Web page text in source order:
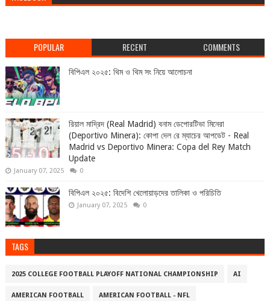
POPULAR RECENT COMMENTS
বিপিএল ২০২৫: থিম ও থিম সং নিয়ে আলোচনা
রিয়াল মাদ্রিদ (Real Madrid) বনাম ডেপোরটিভা মিনেরা
(Deportivo Minera): কোপা দেল রে ম্যাচের আপডেট - Real
Madrid vs Deportivo Minera: Copa del Rey Match
Update
January 07, 2025 0
বিপিএল ২০২৫: বিদেশি খেলোয়াড়দের তালিকা ও পরিচিতি
January 07, 2025 0
TAGS
2025 COLLEGE FOOTBALL PLAYOFF NATIONAL CHAMPIONSHIP AI
AMERICAN FOOTBALL AMERICAN FOOTBALL - NFL